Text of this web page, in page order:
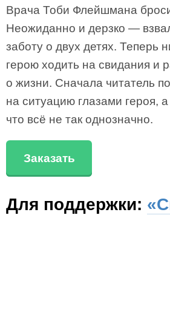
Врача Тоби Флейшмана
Неожиданно и дерзко —
заботу о двух детях. Теперь
герою ходить на свидания и
о жизни. Сначала читатель
на ситуацию глазами героя,
что всё не так однозначно.
Заказать
Для поддержки: